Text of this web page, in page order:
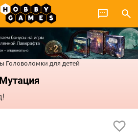
Головоломки для детей